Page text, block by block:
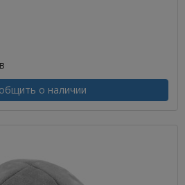
о наличии